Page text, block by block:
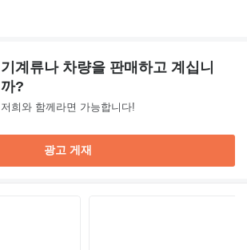
기계류나 차량을 판매하고 계십니
까?
저희와 함께라면 가능합니다!
광고 게재